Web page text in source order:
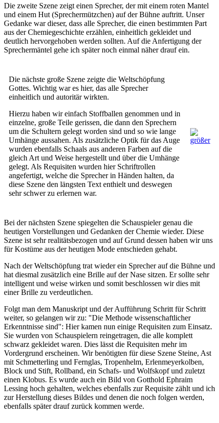
Die zweite Szene zeigt einen Sprecher, der mit einem roten Mantel
und einem Hut (Sprechermützchen) auf der Bühne auftritt. Unser
Gedanke war dieser, dass alle Sprecher, die einen bestimmten Part
aus der Chemiegeschichte erzählen, einheitlich gekleidet und
deutlich hervorgehoben werden sollten. Auf die Anfertigung der
Sprechermäntel gehe ich später noch einmal näher drauf ein.
Die nächste große Szene zeigte die Weltschöpfung
Gottes. Wichtig war es hier, das alle Sprecher
einheitlich und autoritär wirkten.
Hierzu haben wir einfach Stoffballen genommen und in
einzelne, große Teile gerissen, die dann den Sprechern
um die Schultern gelegt worden sind und so wie lange
Umhänge aussahen. Als zusätzliche Optik für das Auge
wurden ebenfalls Schaals aus anderen Farben auf die
gleich Art und Weise hergestellt und über die Umhänge
gelegt. Als Requisiten wurden hier Schriftrollen
angefertigt, welche die Sprecher in Händen halten, da
diese Szene den längsten Text enthielt und deswegen
sehr schwer zu erlernen war.
Bei der nächsten Szene spiegelten die Schauspieler genau die
heutigen Vorstellungen und Gedanken der Chemie wieder. Diese
Szene ist sehr realitätsbezogen und auf Grund dessen haben wir uns
für Kostüme aus der heutigen Mode entschieden gehabt.
Nach der Weltschöpfung trat wieder ein Sprecher auf die Bühne und
hat diesmal zusätzlich eine Brille auf der Nase sitzen. Er sollte sehr
intelligent und weise wirken und somit beschlossen wir dies mit
einer Brille zu verdeutlichen.
Folgt man dem Manuskript und der Aufführung Schritt für Schritt
weiter, so gelangen wir zu: "Die Methode wissenschaftlicher
Erkenntnisse sind": Hier kamen nun einige Requisiten zum Einsatz.
Sie wurden von Schauspielern reingetragen, die alle komplett
schwarz gekleidet waren. Dies lässt die Requisiten mehr im
Vordergrund erscheinen. Wir benötigten für diese Szene Steine, Ast
mit Schmetterling und Fernglas, Tropenhelm, Erlenmeyerkolben,
Block und Stift, Rollband, ein Schafs- und Wolfskopf und zuletzt
einen Klobus. Es wurde auch ein Bild von Gotthold Ephraim
Lessing hoch gehalten, welches ebenfalls zur Requisite zählt und ich
zur Herstellung dieses Bildes und denen die noch folgen werden,
ebenfalls später drauf zurück kommen werde.